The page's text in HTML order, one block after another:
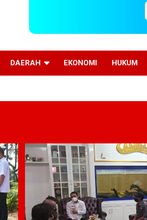
DAERAH EKONOMI HUKUM